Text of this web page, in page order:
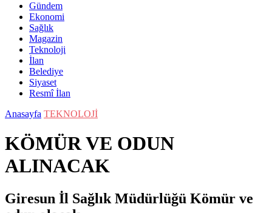
Gündem
Ekonomi
Sağlık
Magazin
Teknoloji
İlan
Belediye
Siyaset
Resmî İlan
Anasayfa TEKNOLOJİ
KÖMÜR VE ODUN
ALINACAK
Giresun İl Sağlık Müdürlüğü Kömür ve